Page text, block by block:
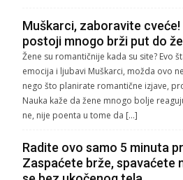
Muškarci, zaboravite cveće!
postoji mnogo brži put do
Žene su romantičnije kada su site? Evo
emocija i ljubavi Muškarci, možda ovo
nego što planirate romantične izjave,
Nauka kaže da žene mnogo bolje
ne, nije poenta u tome da […]
Radite ovo samo 5 minuta
Zaspaćete brže, spavaćete